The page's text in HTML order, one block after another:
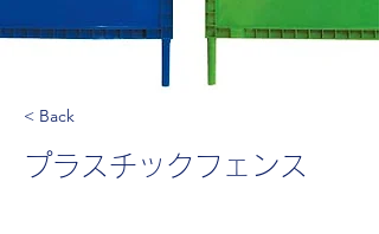
< Back
プラスチックフェンス